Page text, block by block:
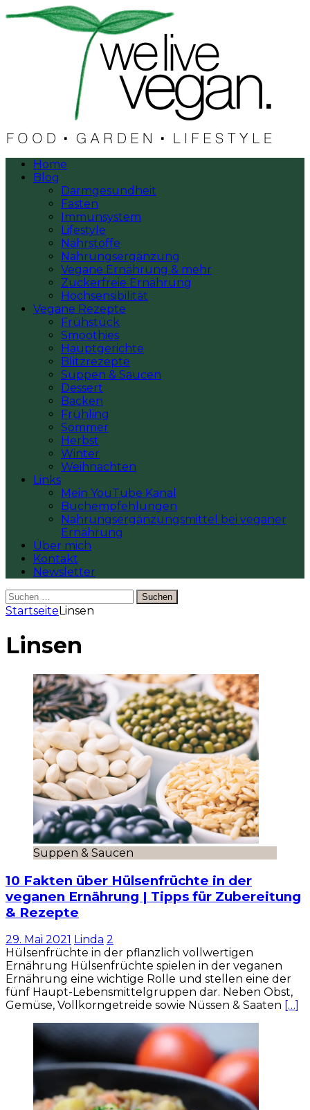
Home
Blog
Darmgesundheit
Fasten
Immunsystem
Lifestyle
Nährstoffe
Nahrungsergänzung
Vegane Ernährung & mehr
Zuckerfreie Ernährung
Hochsensibilität
Vegane Rezepte
Frühstück
Smoothies
Hauptgerichte
Blitzrezepte
Suppen & Saucen
Dessert
Backen
Frühling
Sommer
Herbst
Winter
Weihnachten
Links
Mein YouTube Kanal
Buchempfehlungen
Nahrungsergänzungsmittel bei veganer
Ernährung
Über mich
Kontakt
Newsletter
Suchen
nach:
StartseiteLinsen
Linsen
Suppen & Saucen
10 Fakten über Hülsenfrüchte in der
veganen Ernährung | Tipps für Zubereitung
& Rezepte
29. Mai 2021 Linda 2
Hülsenfrüchte in der pflanzlich vollwertigen
Ernährung Hülsenfrüchte spielen in der veganen
Ernährung eine wichtige Rolle und stellen eine der
fünf Haupt-Lebensmittelgruppen dar. Neben Obst,
Gemüse, Vollkorngetreide sowie Nüssen & Saaten […]